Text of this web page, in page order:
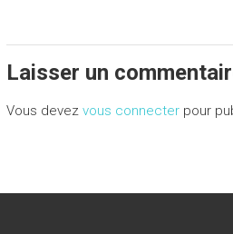
Laisser un
Vous devez vous connecterpour